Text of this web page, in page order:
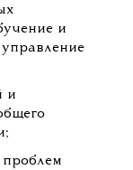
и
и